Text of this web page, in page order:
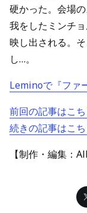
硬かった。会場
我をしたミンチ
映し出される。
し…。
Leminoで『ファ
前回の記事はこ
続きの記事はこ
【制作・編集：